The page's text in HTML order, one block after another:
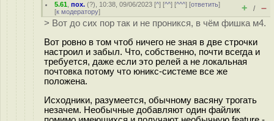
5.61 ,пох. (?), 10:38, 09/06/2023 [^] [^^] [^^^] [ответить]
[к модератору] + / –
> Вот до сих пор так и не проникся, в чём фишка м4.
Вот ровно в том чтоб ничего не зная в две строчки
настроил и забыл. Что, собственно, почти всегда и
требуется, даже если это релей а не локальная
почтовка потому что юникс-системе все же
положена.
Исходники, разумеется, обычному васяну трогать
незачем. Необычные добавляют один файлик